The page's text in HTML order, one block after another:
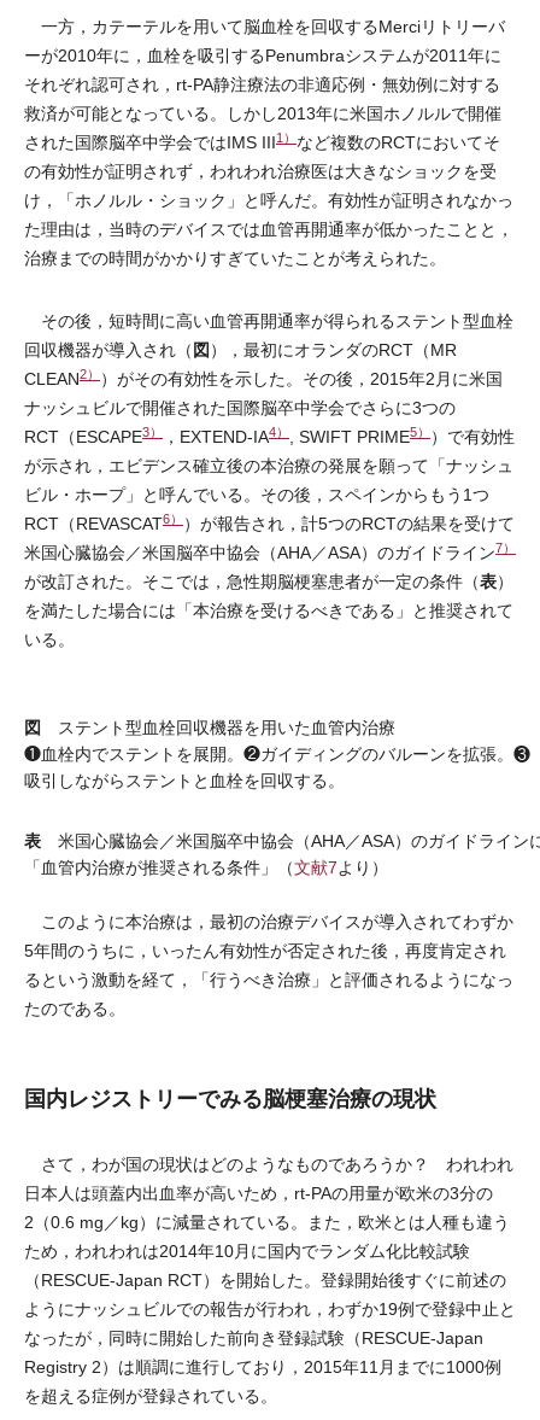
一方，カテーテルを用いて脳血栓を回収するMerciリトリーバ
ーが2010年に，血栓を吸引するPenumbraシステムが2011年に
それぞれ認可され，rt-PA静注療法の非適応例・無効例に対する
救済が可能となっている。しかし2013年に米国ホノルルで開催
された国際脳卒中学会ではIMS III1） など複数のRCTにおいてそ
の有効性が証明されず，われわれ治療医は大きなショックを受
け，「ホノルル・ショック」と呼んだ。有効性が証明されなかっ
た理由は，当時のデバイスでは血管再開通率が低かったことと，
治療までの時間がかかりすぎていたことが考えられた。
その後，短時間に高い血管再開通率が得られるステント型血栓
回収機器が導入され（図），最初にオランダのRCT（MR
CLEAN2）
）がその有効性を示した。その後，2015年2月に米国
ナッシュビルで開催された国際脳卒中学会でさらに3つの
RCT（ESCAPE3） ，EXTEND-IA4） , SWIFT PRIME5）
）で有効性
が示され，エビデンス確立後の本治療の発展を願って「ナッシュ
ビル・ホープ」と呼んでいる。その後，スペインからもう1つ
RCT（REVASCAT6）
）が報告され，計5つのRCTの結果を受けて
米国心臓協会／米国脳卒中協会（AHA／ASA）のガイドライン7）
が改訂された。そこでは，急性期脳梗塞患者が一定の条件（表）
を満たした場合には「本治療を受けるべきである」と推奨されて
いる。
図 ステント型血栓回収機器を用いた血管内治療
❶血栓内でステントを展開。❷ガイディングのバルーンを拡張。❸
吸引しながらステントと血栓を回収する。
表 米国心臓協会／米国脳卒中協会（AHA／ASA）のガイドライン
「血管内治療が推奨される条件」（文献7より）
このように本治療は，最初の治療デバイスが導入されてわずか
5年間のうちに，いったん有効性が否定された後，再度肯定され
るという激動を経て，「行うべき治療」と評価されるようになっ
たのである。
国内レジストリーでみる脳梗塞治療の現状
さて，わが国の現状はどのようなものであろうか？ われわれ
日本人は頭蓋内出血率が高いため，rt-PAの用量が欧米の3分の
2（0.6 mg／kg）に減量されている。また，欧米とは人種も違う
ため，われわれは2014年10月に国内でランダム化比較試験
（RESCUE-Japan RCT）を開始した。登録開始後すぐに前述の
ようにナッシュビルでの報告が行われ，わずか19例で登録中止と
なったが，同時に開始した前向き登録試験（RESCUE-Japan
Registry 2）は順調に進行しており，2015年11月までに1000例
を超える症例が登録されている。